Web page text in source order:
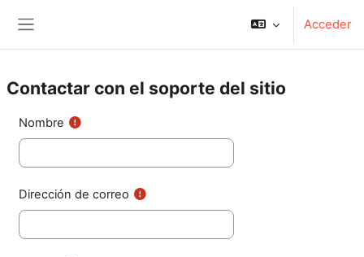
Acceder
Contactar con el soporte del sitio
Nombre
Dirección de correo